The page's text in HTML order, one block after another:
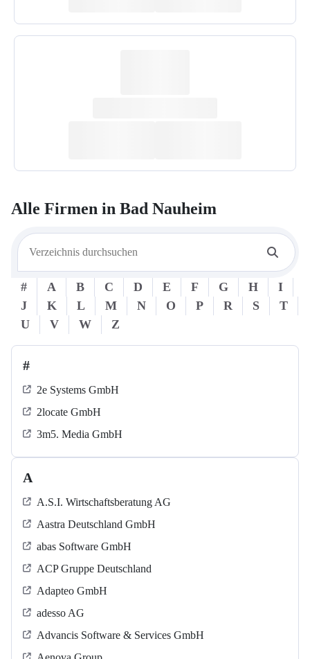
Alle Firmen in Bad Nauheim
# A B C D E F G H
I
J
K L M N O P R S
T
U
V W Z
#
2e Systems GmbH
2locate GmbH
3m5. Media GmbH
A
A.S.I. Wirtschaftsberatung AG
Aastra Deutschland GmbH
abas Software GmbH
ACP Gruppe Deutschland
Adapteo GmbH
adesso AG
Advancis Software & Services GmbH